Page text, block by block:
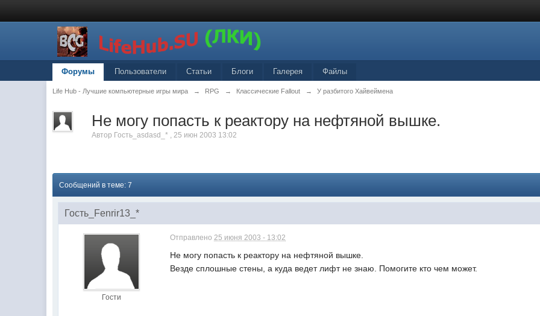
Форумы Пользователи Статьи Блоги Галерея Файлы
Life Hub - Лучшие компьютерные игры мира → RPG → Классические Fallout → У разбитого Хайвеймена
Не могу попасть к реактору на нефтяной вышке.
Автор Гость_asdasd_* ,25 июн 2003 13:02
Сообщений в теме: 7
Гость_Fenrir13_*
Гости
Отправлено25 июня 2003 - 13:02
Не могу попасть к реактору на нефтяной вышке.
Везде сплошные стены, а куда ведет лифт не знаю. Помогите кто чем может.